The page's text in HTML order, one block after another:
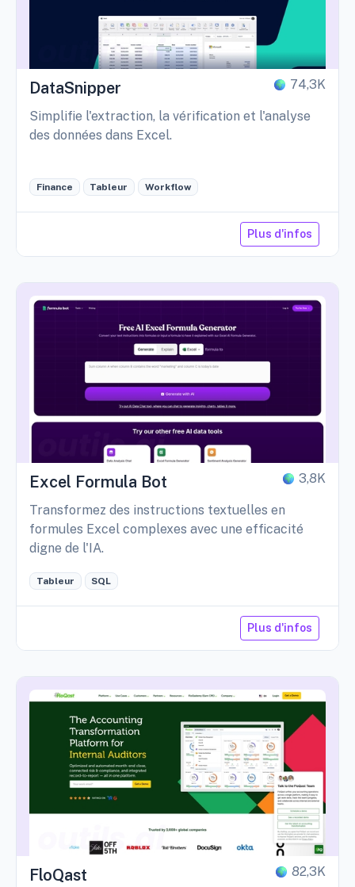
DataSnipper 74,3K
Simplifie l'extraction, la vérification et l'analyse
des données dans Excel.
Finance Tableur Workflow
Plus d'infos
Excel Formula Bot 3,8K
Transformez des instructions textuelles en
formules Excel complexes avec une efficacité
digne de l'IA.
Tableur SQL
Plus d'infos
FloQast 82,3K